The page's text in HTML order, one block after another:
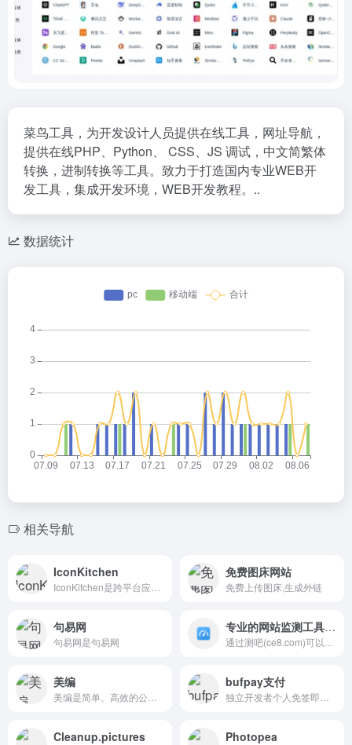
菜鸟工具，为开发设计人员提供在线工具，网址导航，
提供在线PHP、Python、 CSS、JS 调试，中文简繁体
转换，进制转换等工具。致力于打造国内专业WEB开
发工具，集成开发环境，WEB开发教程。..
数据统计
相关导航
IconKitchen 免费图床网站
免费上传图床,生成外链
句易网
句易网是句易网
专业的网站监测工具-测吧
美编 bufpay支付
Cleanup.pictures Photopea